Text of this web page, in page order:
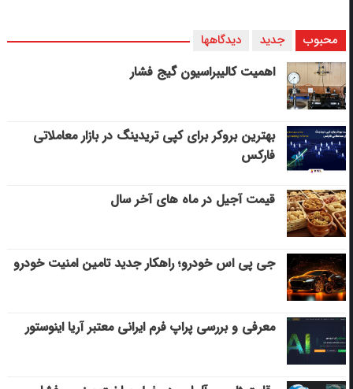
محبوب جدید دیدگاهها
اهمیت کالیبراسیون گیج فشار
بهترین بروکر برای کپی‌ تریدینگ در بازار معاملاتی
فارکس
قیمت آجیل در ماه های آخر سال
جی پی اس خودرو؛ راهکار جدید تامین امنیت خودرو
معرفی و بررسی پراپ فرم ایرانی معتبر آریا اینوستور